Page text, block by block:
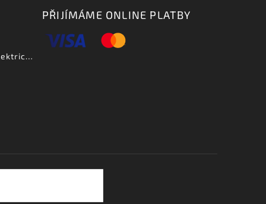
Aria PE DLX VCS - elektrická kytara-zboží bylo vystaveno na prodejně
PŘIJÍMÁME ONLINE PLATBY